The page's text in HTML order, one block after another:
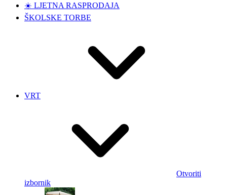
☀️ LJETNA RASPRODAJA
ŠKOLSKE TORBE
VRT
Otvoriti
izbornik